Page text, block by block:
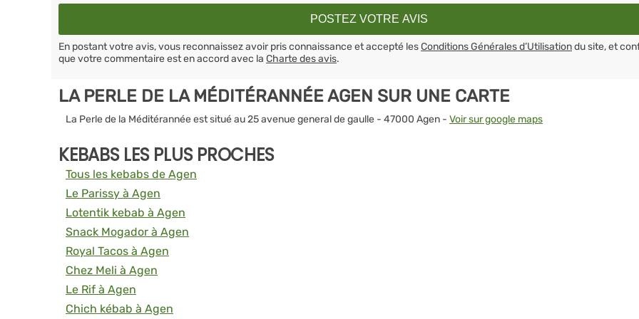
En postant votre avis, vous reconnaissez avoir pris connaissance et accepté lesConditions Générales d’Utilisationdu site, et
que votre commentaire est en accord avec la Charte des avis.
LA PERLE DE LA MÉDITÉRANNÉE AGEN SUR UNE CARTE
La Perle de la Méditérannée est situé au 25 avenue general de gaulle - 47000 Agen - Voir sur google maps
KEBABS LES PLUS PROCHES
Tous les kebabs de Agen
Le Parissy à Agen
Lotentik kebab à Agen
Snack Mogador à Agen
Royal Tacos à Agen
Chez Meli à Agen
Le Rif à Agen
Chich kébab à Agen